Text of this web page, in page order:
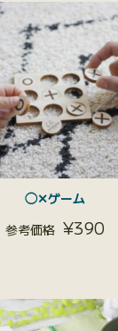
◯✕ゲーム
¥390